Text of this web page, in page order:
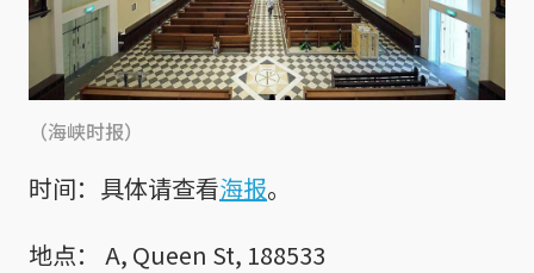
（海峡时报）
时间：具体请查看海报。
地点： A, Queen St, 188533